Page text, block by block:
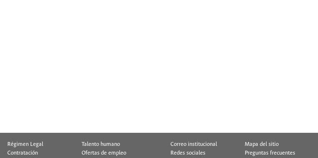
Régimen Legal
Talento humano
Contratación
Ofertas de empleo
Correo institucional
Mapa del sitio
Redes sociales
Preguntas frecuentes